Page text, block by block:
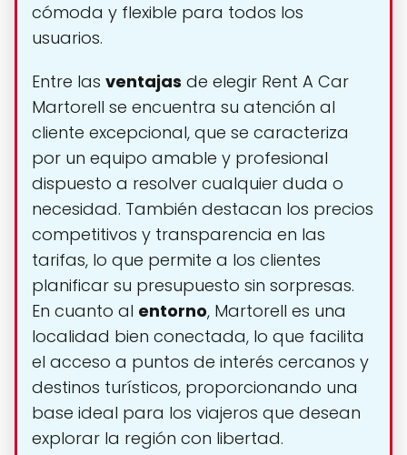
cómoda y flexible para todos los
usuarios.
Entre las ventajas de elegir Rent A Car
Martorell se encuentra su atención al
cliente excepcional, que se caracteriza
por un equipo amable y profesional
dispuesto a resolver cualquier duda o
necesidad. También destacan los precios
competitivos y transparencia en las
tarifas, lo que permite a los clientes
planificar su presupuesto sin sorpresas.
En cuanto al entorno, Martorell es una
localidad bien conectada, lo que facilita
el acceso a puntos de interés cercanos y
destinos turísticos, proporcionando una
base ideal para los viajeros que desean
explorar la región con libertad.